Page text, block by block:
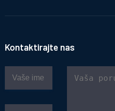
Kontaktirajte nas